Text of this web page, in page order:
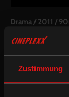
Zustimmung
Drama / 2011 /
AT / DE / HUN
Drehbuch:Silke
Kamera:Jean-